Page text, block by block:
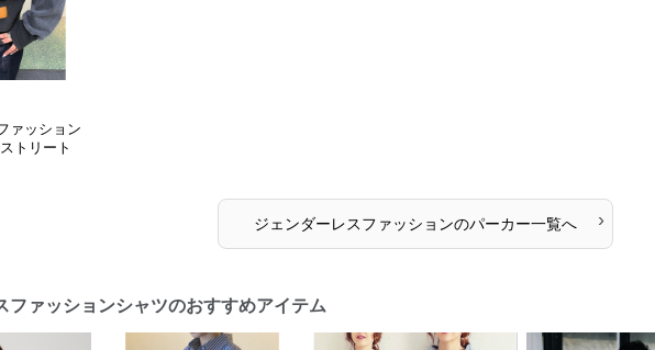
ァッション
トリート
ジェンダーレスファッションのパーカー一覧へ ›
ファッションシャツのおすすめアイテム